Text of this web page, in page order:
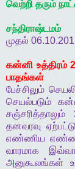
வெற்றி தரும்
சந்திராஷ்டமம்
முதல்
கன்னி உத்திரம்
பாதங்கள்
பேச்சிலும்
செயல்படும்
சஞ்சரித்தாலும்
தனவரவு ஏற்பட்டு
எண்ணிய
வாரமாக
அனுகூலங்கள்